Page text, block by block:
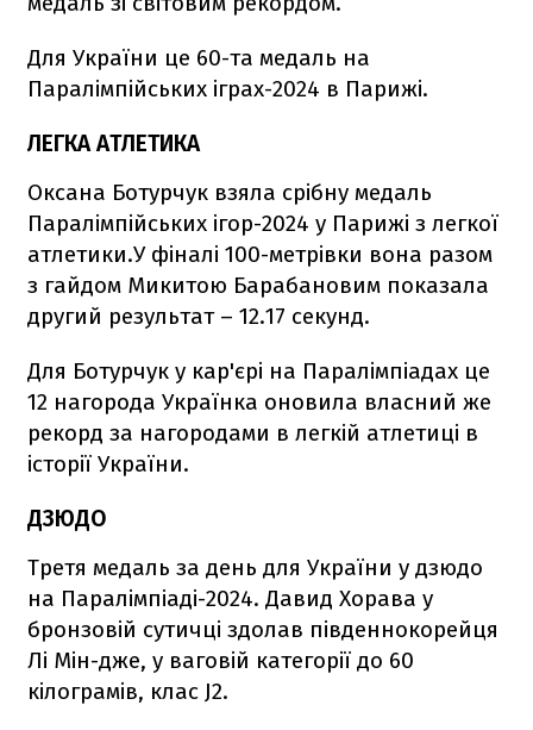
Для України це 60-та медаль на
Паралімпійських іграх-2024 в Парижі.
ЛЕГКА АТЛЕТИКА
Оксана Ботурчук взяла срібну медаль
Паралімпійських ігор-2024 у Парижі з легкої
атлетики.У фіналі 100-метрівки вона разом
з гайдом Микитою Барабановим показала
другий результат – 12.17 секунд.
Для Ботурчук у кар'єрі на Паралімпіадах це
12 нагорода Українка оновила власний же
рекорд за нагородами в легкій атлетиці в
історії України.
ДЗЮДО
Третя медаль за день для України у дзюдо
на Паралімпіаді-2024. Давид Хорава у
бронзовій сутичці здолав південнокорейця
Лі Мін-дже, у ваговій категорії до 60
кілограмів, клас J2.